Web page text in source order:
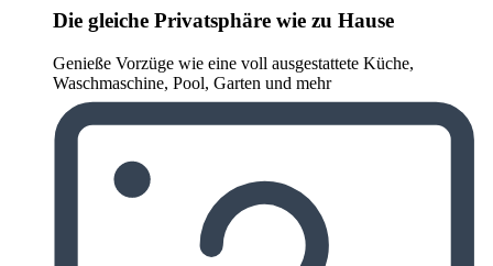
Die gleiche Privatsphäre wie zu Hause
Genieße Vorzüge wie eine voll ausgestattete Küche,
Waschmaschine, Pool, Garten und mehr